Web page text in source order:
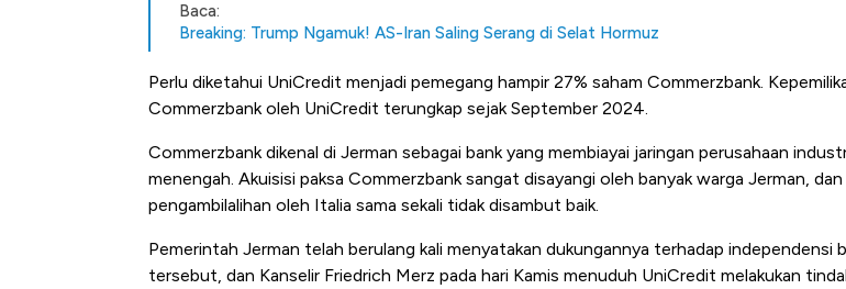
Baca:
Breaking: Trump Ngamuk! AS-Iran Saling Serang di Selat Hormuz
Perlu diketahui UniCredit menjadi pemegang hampir 27% saham Commerzbank.
Commerzbank oleh UniCredit terungkap sejak September 2024.
Commerzbank dikenal di Jerman sebagai bank yang membiayai jaringan perusahaan
menengah. Akuisisi paksa Commerzbank sangat disayangi oleh banyak warga Jerman,
pengambilalihan oleh Italia sama sekali tidak disambut baik.
Pemerintah Jerman telah berulang kali menyatakan dukungannya terhadap independensi
tersebut, dan Kanselir Friedrich Merz pada hari Kamis menuduh UniCredit melakukan
Bangkit dari Kubur! Bisnis Furniture &
Alas Kaki Tumbuh Double Digit
Industri Susu Jadi Bintang
RI